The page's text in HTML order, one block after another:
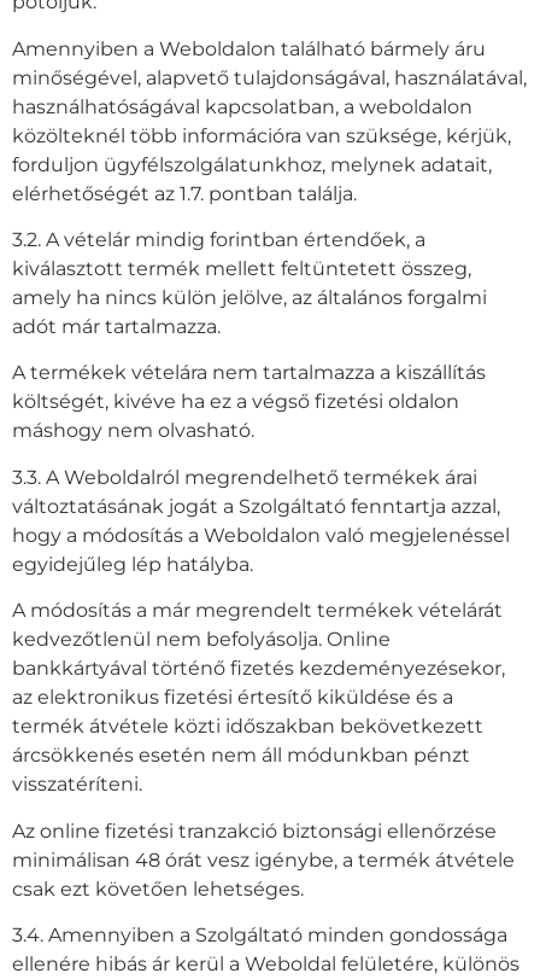
Amennyiben a Weboldalon található bármely áru
minőségével, alapvető tulajdonságával, használatával,
használhatóságával kapcsolatban, a weboldalon
közölteknél több információra van szüksége, kérjük,
forduljon ügyfélszolgálatunkhoz, melynek adatait,
elérhetőségét az 1.7. pontban találja.
3.2. A vételár mindig forintban értendőek, a
kiválasztott termék mellett feltüntetett összeg,
amely ha nincs külön jelölve, az általános forgalmi
adót már tartalmazza.
A termékek vételára nem tartalmazza a kiszállítás
költségét, kivéve ha ez a végső fizetési oldalon
máshogy nem olvasható.
3.3. A Weboldalról megrendelhető termékek árai
változtatásának jogát a Szolgáltató fenntartja azzal,
hogy a módosítás a Weboldalon való megjelenéssel
egyidejűleg lép hatályba.
A módosítás a már megrendelt termékek vételárát
kedvezőtlenül nem befolyásolja. Online
bankkártyával történő fizetés kezdeményezésekor,
az elektronikus fizetési értesítő kiküldése és a
termék átvétele közti időszakban bekövetkezett
árcsökkenés esetén nem áll módunkban pénzt
visszatéríteni.
Az online fizetési tranzakció biztonsági ellenőrzése
minimálisan 48 órát vesz igénybe, a termék átvétele
csak ezt követően lehetséges.
3.4. Amennyiben a Szolgáltató minden gondossága
ellenére hibás ár kerül a Weboldal felületére, különös